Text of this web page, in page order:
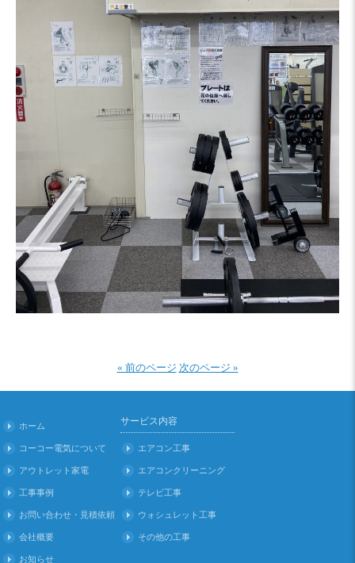
« 前のページ 次のページ »
ホーム
コーコー電気について
アウトレット家電
工事事例
お問い合わせ・見積依頼
会社概要
お知らせ
サービス内容
エアコン工事
エアコンクリーニング
テレビ工事
ウォシュレット工事
その他の工事